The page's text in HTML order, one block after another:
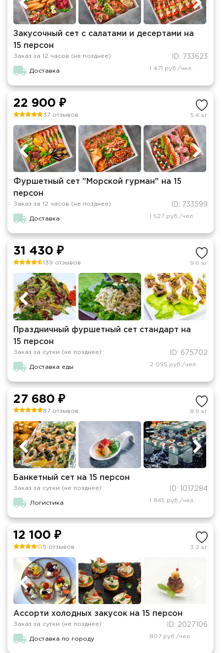
Закусочный сет с салатами и десертами на
15 персон
Заказ за 12 часов (не позднее) ID: 733623
Доставка 1 471 руб./чел.
22 900 ₽
37 отзывов 5.4 кг
Фуршетный сет "Морской гурман" на 15
персон
Заказ за 12 часов (не позднее) ID: 733599
Доставка 1 527 руб./чел.
31 430 ₽
139 отзывов 9.6 кг
Праздничный фуршетный сет стандарт на
15 персон
Заказ за сутки (не позднее) ID: 675702
Доставка еды 2 095 руб./чел.
27 680 ₽
87 отзывов 8.9 кг
Банкетный сет на 15 персон
Заказ за сутки (не позднее) ID: 1017284
Логистика 1 845 руб./чел.
12 100 ₽
5 отзывов 3.2 кг
Ассорти холодных закусок на 15 персон
Заказ за сутки (не позднее) ID: 2027106
Доставка по городу 807 руб./чел.